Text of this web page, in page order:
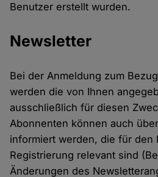
Benutzer erstellt wurden.
Newsletter
Bei der Anmeldung zum
werden die von Ihnen
ausschließlich für diesen
Abonnenten können auch
informiert werden, die für den
Registrierung relevant sind
Änderungen des